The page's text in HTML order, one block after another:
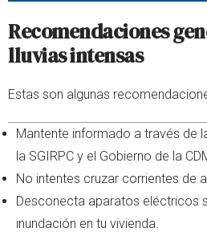
Recomendaciones
lluvias intensas
Estas son algunas
Mantente informado a través de
la SGIRPC y el Gobierno de la
No intentes cruzar corrientes de
Desconecta aparatos eléctricos
inundación en tu vivienda.